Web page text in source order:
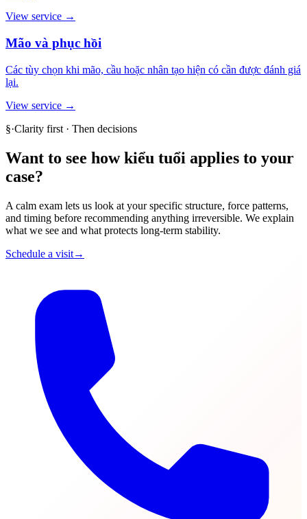
View service →
Mão và phục hồi
Các tùy chọn khi mão, cầu hoặc nhân tạo hiện có cần được đánh giá
lại.
View service →
§·Clarity first · Then decisions
Want to see howkiểu tuổi applies to your
case?
A calm exam lets us look at your specific structure, force patterns,
and timing before recommending anything irreversible. We explain
what we see and what protects long-term stability.
Schedule a visit→